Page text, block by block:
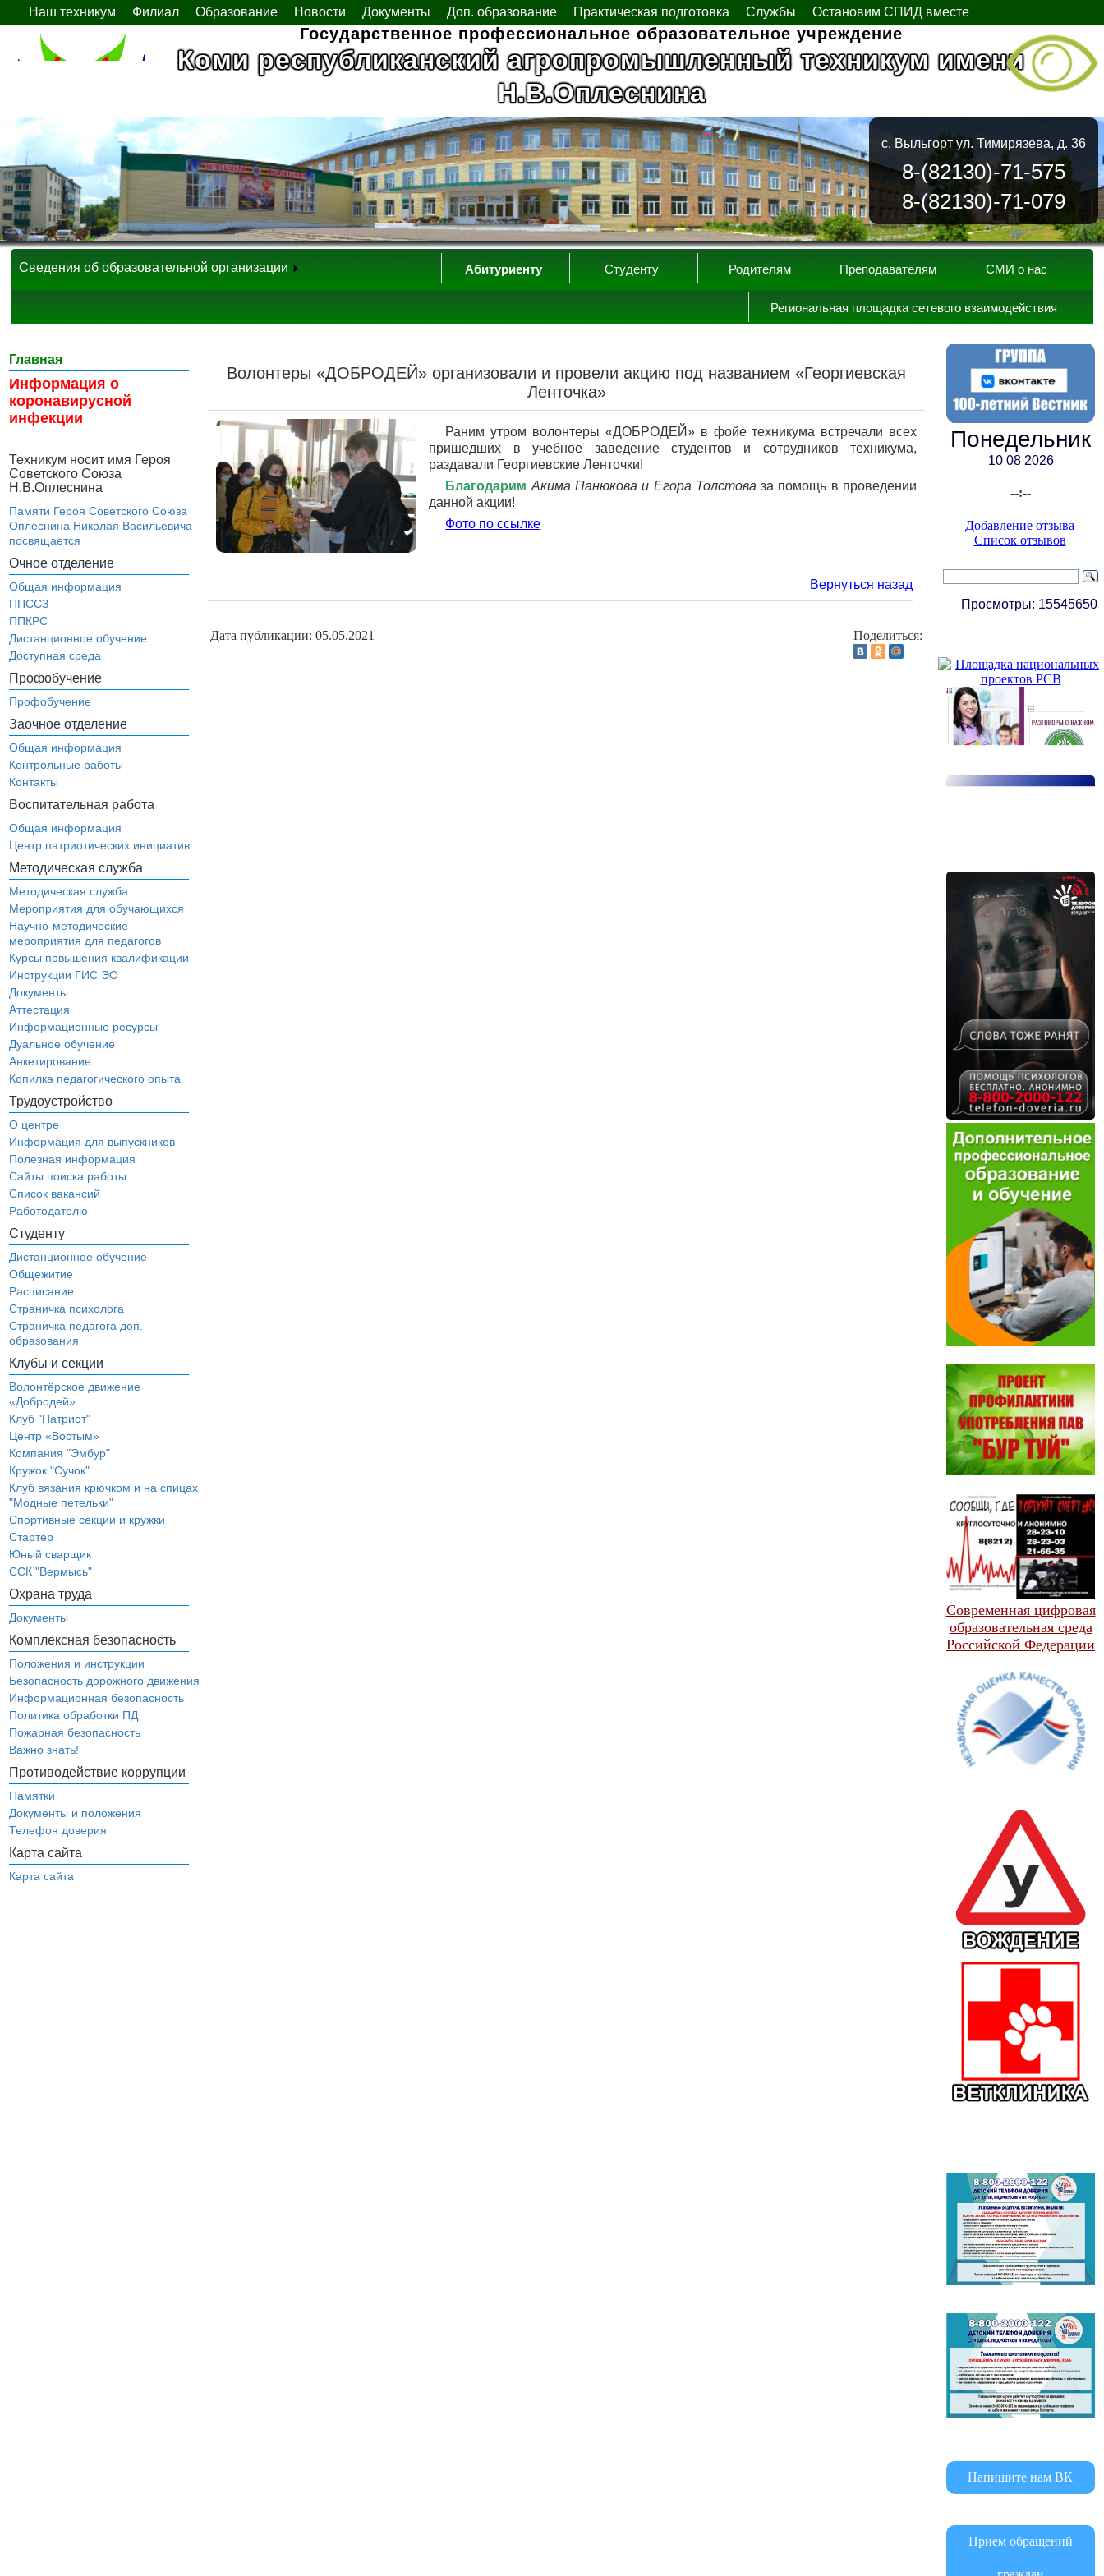
Наш техникум Филиал Образование Новости Документы Доп. образование Практическая подготовка Службы Остановим СПИД вместе
Государственное профессиональное образовательное учреждение
Коми республиканский агропромышленный техникум имени
Н.В.Оплеснина
с. Выльгорт ул. Тимирязева, д. 36
8-(82130)-71-575
8-(82130)-71-079
СМИ о нас
Преподавателям
Родителям
Студенту
Абитуриенту
Региональная площадка сетевого взаимодействия
Сведения об образовательной организации
Главная
Информация о
коронавирусной
инфекции
Техникум носит имя Героя
Советского Союза
Н.В.Оплеснина
Памяти Героя Советского Союза
Оплеснина Николая Васильевича
посвящается
Очное отделение
Общая информация
ППССЗ
ППКРС
Дистанционное обучение
Доступная среда
Профобучение
Профобучение
Заочное отделение
Общая информация
Контрольные работы
Контакты
Воспитательная работа
Общая информация
Центр патриотических инициатив
Методическая служба
Методическая служба
Мероприятия для обучающихся
Научно-методические
мероприятия для педагогов
Курсы повышения квалификации
Инструкции ГИС ЭО
Документы
Аттестация
Информационные ресурсы
Дуальное обучение
Анкетирование
Копилка педагогического опыта
Трудоустройство
О центре
Информация для выпускников
Полезная информация
Сайты поиска работы
Список вакансий
Работодателю
Студенту
Дистанционное обучение
Общежитие
Расписание
Страничка психолога
Страничка педагога доп.
образования
Клубы и секции
Волонтёрское движение
«Добродей»
Клуб "Патриот"
Центр «Востым»
Компания "Эмбур"
Кружок "Сучок"
Клуб вязания крючком и на спицах
"Модные петельки"
Спортивные секции и кружки
Стартер
Юный сварщик
ССК "Вермысь"
Охрана труда
Документы
Комплексная безопасность
Положения и инструкции
Безопасность дорожного движения
Информационная безопасность
Политика обработки ПД
Пожарная безопасность
Важно знать!
Противодействие коррупции
Памятки
Документы и положения
Телефон доверия
Карта сайта
Карта сайта
Волонтеры «ДОБРОДЕЙ» организовали и провели акцию под названием «Георгиевская
Ленточка»
Раним утром волонтеры «ДОБРОДЕЙ» в фойе техникума встречали всех
пришедших в учебное заведение студентов и сотрудников техникума,
раздавали Георгиевские Ленточки!
Благодарим Акима Панюкова и Егора Толстоваза помощь в проведении
данной акции!
Фото по ссылке
Вернуться назад
Дата публикации: 05.05.2021 Поделиться:
Понедельник
10 08 2026
--:--
Добавление отзыва
Список отзывов
Просмотры: 15545650
Современная цифровая
образовательная среда
Российской Федерации
Напишите нам ВК
Прием обращений